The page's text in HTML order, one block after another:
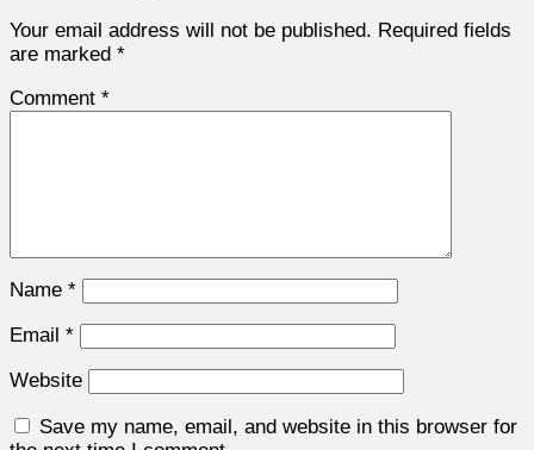
Your email address will not be published. Required fields
are marked *
Comment *
Name *
Email *
Website
Save my name, email, and website in this browser for